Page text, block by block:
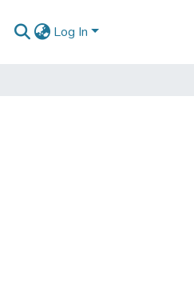
Log In